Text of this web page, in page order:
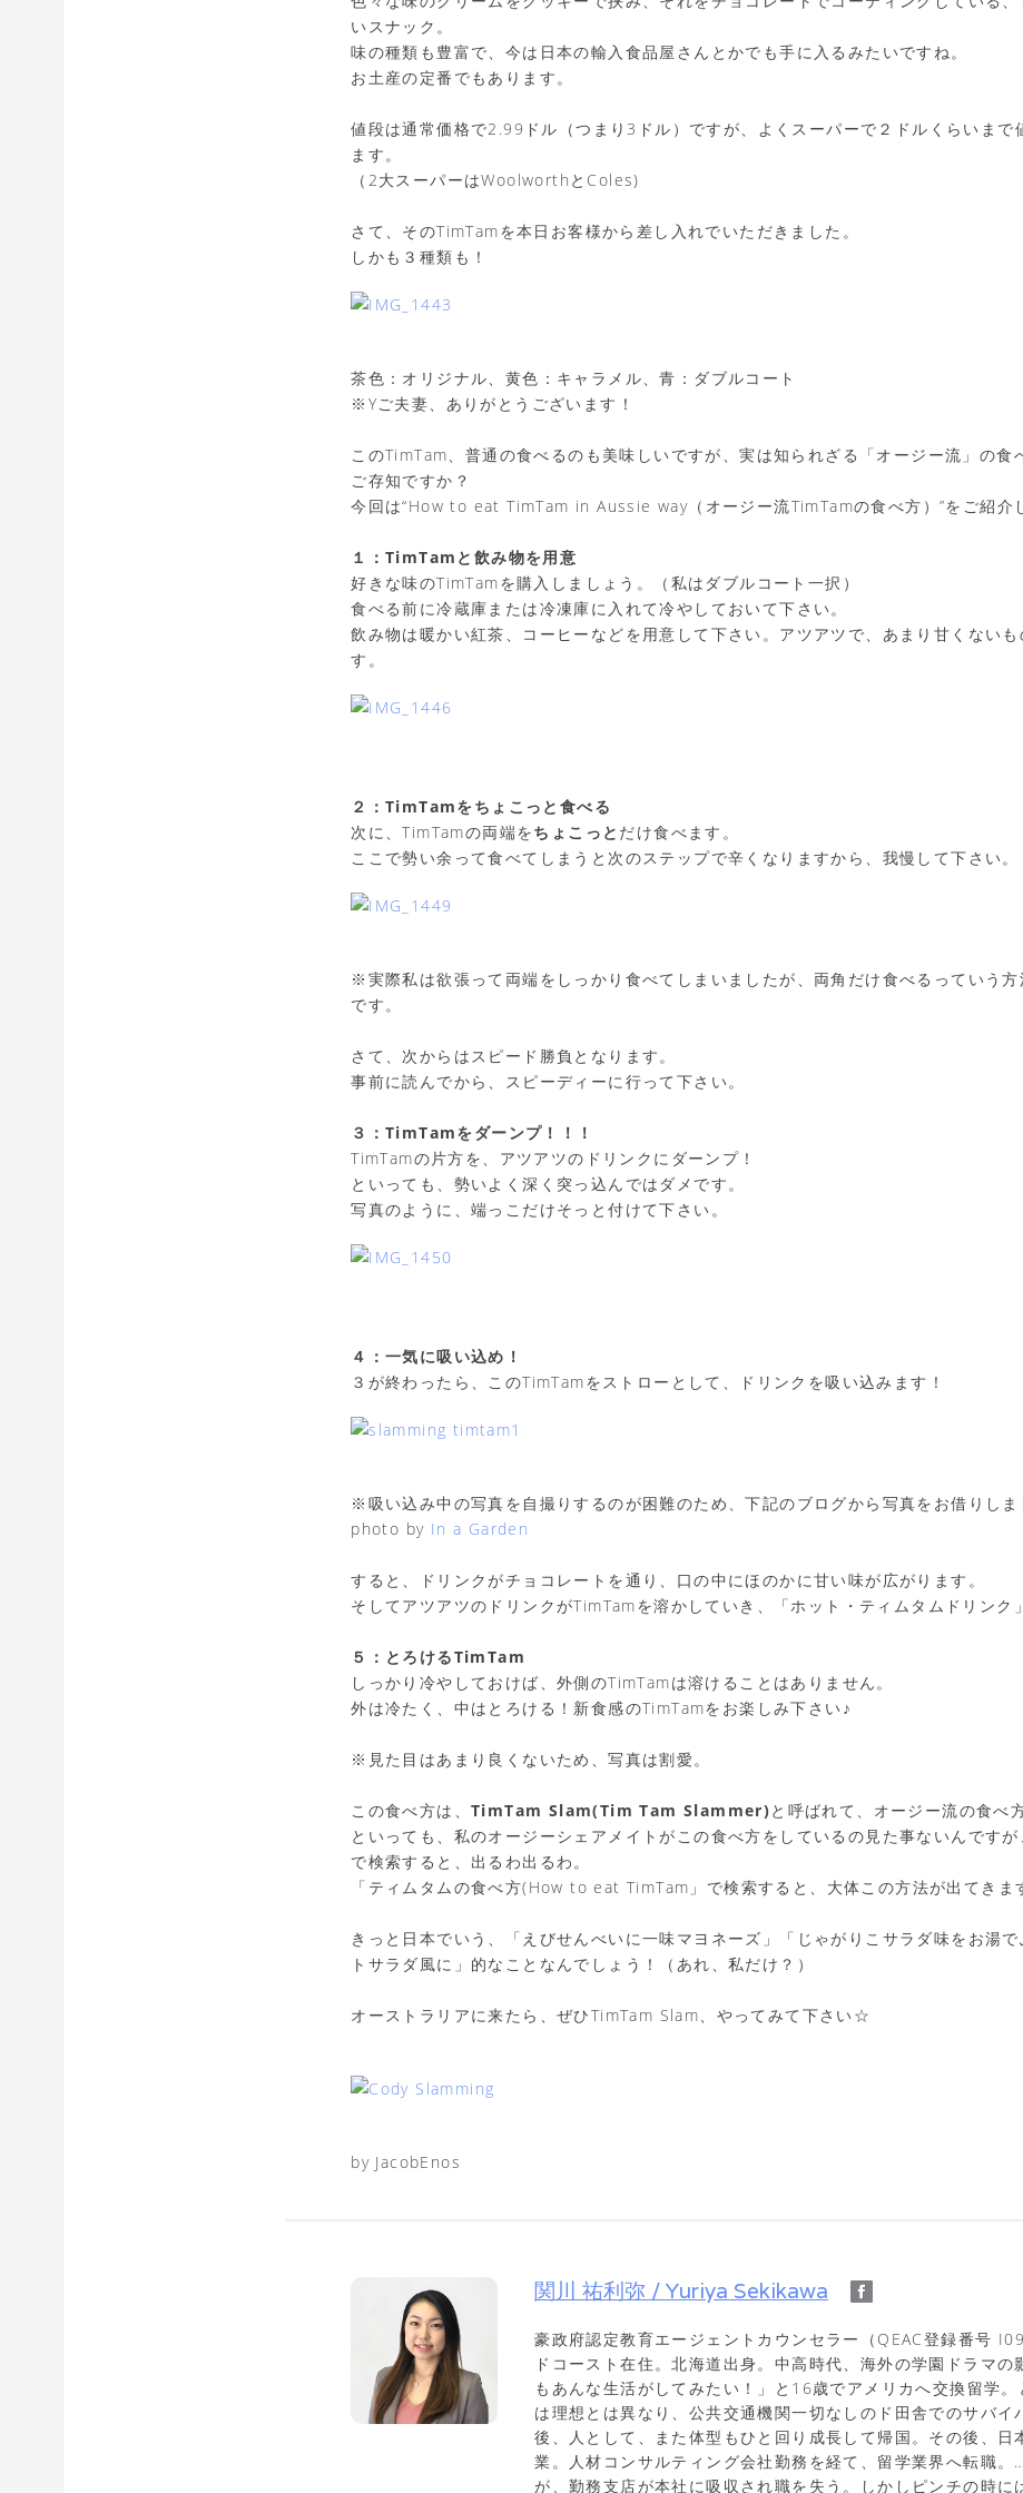
いスナック。
味の種類も豊富で、今は日本の輸入食品屋さんとかでも手に入るみたいですね。
お土産の定番でもあります。
値段は通常価格で2.99ドル（つまり3ドル）ですが、よくスーパーで２ドルくらいまで
ます。
（2大スーパーはWoolworthとColes)
さて、そのTimTamを本日お客様から差し入れでいただきました。
しかも３種類も！
茶色：オリジナル、黄色：キャラメル、青：ダブルコート
※Yご夫妻、ありがとうございます！
このTimTam、普通の食べるのも美味しいですが、実は知られざる「オージー流」の食
ご存知ですか？
今回は“How to eat TimTam in Aussie way（オージー流TimTamの食べ方）”をご紹介
１：TimTamと飲み物を用意
好きな味のTimTamを購入しましょう。（私はダブルコート一択）
食べる前に冷蔵庫または冷凍庫に入れて冷やしておいて下さい。
飲み物は暖かい紅茶、コーヒーなどを用意して下さい。アツアツで、あまり甘くない
す。
２：TimTamをちょこっと食べる
次に、TimTamの両端をちょこっと だけ食べます。
ここで勢い余って食べてしまうと次のステップで辛くなりますから、我慢して下さい。
※実際私は欲張って両端をしっかり食べてしまいましたが、両角だけ食べるっていう
です。
さて、次からはスピード勝負となります。
事前に読んでから、スピーディーに行って下さい。
３：TimTamをダーンプ！！！
TimTamの片方を、アツアツのドリンクにダーンプ！
といっても、勢いよく深く突っ込んではダメです。
写真のように、端っこだけそっと付けて下さい。
４：一気に吸い込め！
３が終わったら、このTimTamをストローとして、ドリンクを吸い込みます！
※吸い込み中の写真を自撮りするのが困難のため、下記のブログから写真をお借りしま
photo by In a Garden
すると、ドリンクがチョコレートを通り、口の中にほのかに甘い味が広がります。
そしてアツアツのドリンクがTimTamを溶かしていき、「ホット・ティムタムドリンク
５：とろけるTimTam
しっかり冷やしておけば、外側のTimTamは溶けることはありません。
外は冷たく、中はとろける！新食感のTimTamをお楽しみ下さい♪
※見た目はあまり良くないため、写真は割愛。
この食べ方は、TimTam Slam(Tim Tam Slammer)と呼ばれて、オージー流の食べ
といっても、私のオージーシェアメイトがこの食べ方をしているの見た事ないんです
で検索すると、出るわ出るわ。
「ティムタムの食べ方(How to eat TimTam」で検索すると、大体この方法が出てきま
きっと日本でいう、「えびせんべいに一味マヨネーズ」「じゃがりこサラダ味をお湯
トサラダ風に」的なことなんでしょう！（あれ、私だけ？）
オーストラリアに来たら、ぜひTimTam Slam、やってみて下さい☆
by JacobEnos
関川 祐利弥 / Yuriya Sekikawa
豪政府認定教育エージェントカウンセラー（QEAC登録番号
ドコースト在住。北海道出身。中高時代、海外の学園ドラマの
もあんな生活がしてみたい！」と16歳でアメリカへ交換留学。
は理想とは異なり、公共交通機関一切なしのド田舎でのサバイ
後、人として、また体型もひと回り成長して帰国。その後、日
業。人材コンサルティング会社勤務を経て、留学業界へ転職。
が、勤務支店が本社に吸収され職を失う。しかしピンチの時に